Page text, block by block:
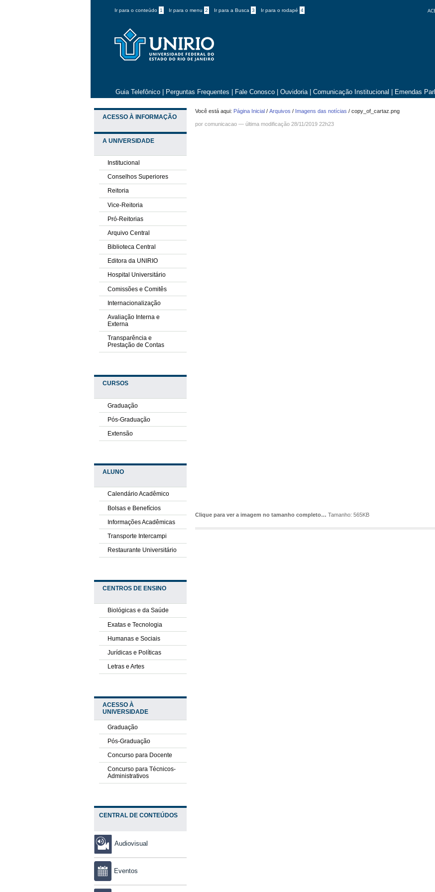
Ir para o conteúdo 1 Ir para o menu 2 Ir para a Busca 3 Ir para o rodapé 4
Guia Telefônico Perguntas Frequentes Fale Conosco Ouvidoria Comunicação Institucional Emendas
ACESSO À INFORMAÇÃO
A UNIVERSIDADE
Institucional
Conselhos Superiores
Reitoria
Vice-Reitoria
Pró-Reitorias
Arquivo Central
Biblioteca Central
Editora da UNIRIO
Hospital Universitário
Comissões e Comitês
Internacionalização
Avaliação Interna e
Externa
Transparência e
Prestação de Contas
CURSOS
Graduação
Pós-Graduação
Extensão
ALUNO
Calendário Acadêmico
Bolsas e Benefícios
Informações Acadêmicas
Transporte Intercampi
Restaurante Universitário
CENTROS DE ENSINO
Biológicas e da Saúde
Exatas e Tecnologia
Humanas e Sociais
Jurídicas e Políticas
Letras e Artes
ACESSO À
UNIVERSIDADE
Graduação
Pós-Graduação
Concurso para Docente
Concurso para Técnicos-
Administrativos
CENTRAL DE CONTEÚDOS
Audiovisual
Eventos
Você está aqui: Página Inicial /Arquivos / Imagens das notícias /copy_of_cartaz.png
por comunicacao —última modificação 28/11/2019 22h23
Clique para ver a imagem no tamanho completo… Tamanho: 565KB